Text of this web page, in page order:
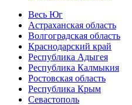
Весь Юг
Астраханская область
Волгоградская область
Краснодарский край
Республика Адыгея
Республика Калмыкия
Ростовская область
Республика Крым
Севастополь